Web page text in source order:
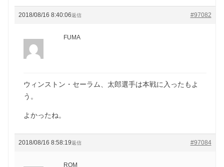
2018/08/16 8:40:06 #97082
返信
FUMA
ウィンストン・セーラム、太郎選手は本戦に入ったもよ
う。
よかったね。
2018/08/16 8:58:19 #97084
返信
ROM